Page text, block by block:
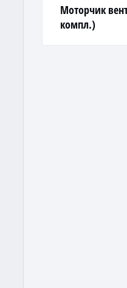
Моторчик
компл.)